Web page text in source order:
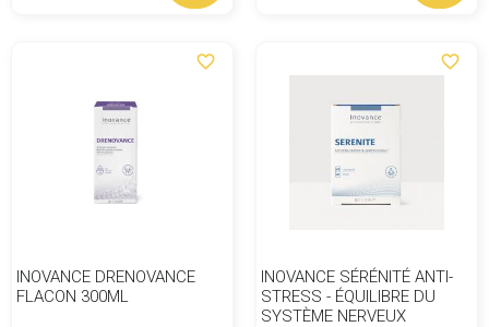
favorite_border
INOVANCE DRENOVANCE
FLACON 300ML
favorite_border
INOVANCE SÉRÉNITÉ ANTI-
STRESS - ÉQUILIBRE DU
SYSTÈME NERVEUX